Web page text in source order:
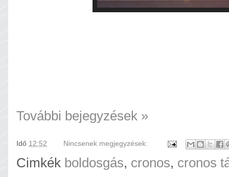
További bejegyzések »
Idő 12:52 Nincsenek megjegyzések:
Cimkék boldosgás, cronos, cronos